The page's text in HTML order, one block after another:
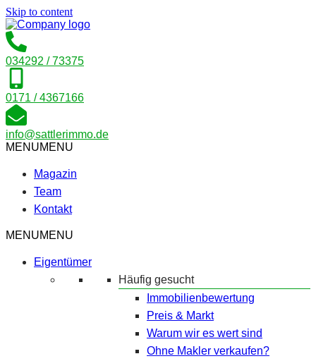
Skip to content
034292 / 73375
0171 / 4367166
info@sattlerimmo.de
MENUMENU
Magazin
Team
Kontakt
MENUMENU
Eigentümer
Häufig gesucht
Immobilienbewertung
Preis & Markt
Warum wir es wert sind
Ohne Makler verkaufen?